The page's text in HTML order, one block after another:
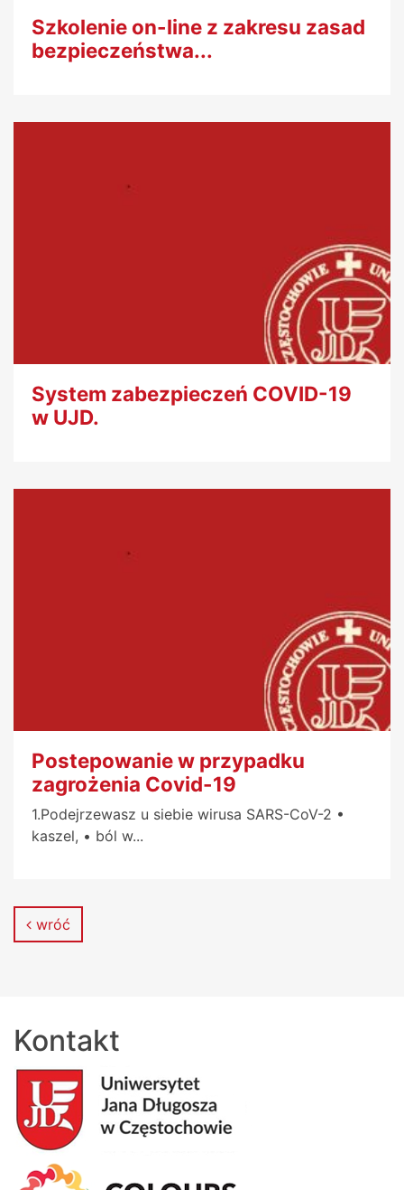
Szkolenie on-line z zakresu zasad
bezpieczeństwa...
System zabezpieczeń COVID-19
w UJD.
Postepowanie w przypadku
zagrożenia Covid-19
1.Podejrzewasz u siebie wirusa SARS-CoV-2 •
kaszel, • ból w...
wróć
Kontakt